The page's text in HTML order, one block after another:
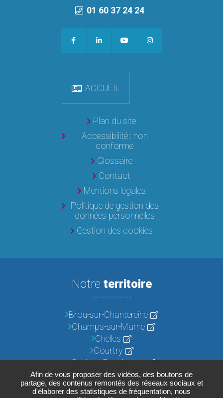
Afin de vous proposer des vidéos, des boutons de
partage, des contenus remontés des réseaux sociaux et
d'élaborer des statistiques de fréquentation, nous
01 60 37 24 24
ACCUEIL
Plan du site
Accessibilité : non
conforme
Glossaire
Contact
Mentions légales
Politique de gestion des
données personnelles
Gestion des cookies
Notre territoire
Brou-sur-Chantereine
Champs-sur-Marne
Chelles
Courtry
Croissy-Beaubourg
Emerainville
Lognes